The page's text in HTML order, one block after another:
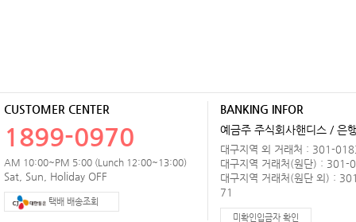
CUSTOMER CENTER
1899-0970
AM 10:00~PM 5:00 (Lunch 12:00~13:00)
Sat, Sun, Holiday OFF
택배 배송조회
BANKING INFOR
예금주 주식회사핸디스 / 은
대구지역 외 거래처 : 301-
대구지역 거래처(원단) :
대구지역 거래처(원단 외) :
71
미확인입금자 확인